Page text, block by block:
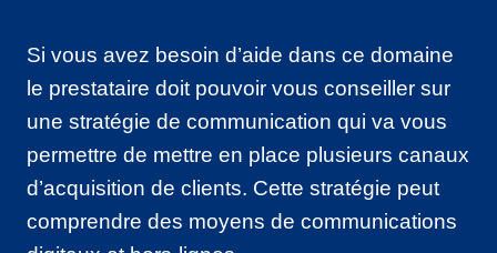
Si vous avez besoin d’aide dans ce domaine
le prestataire doit pouvoir vous conseiller sur
une stratégie de communication qui va vous
permettre de mettre en place plusieurs canaux
d’acquisition de clients. Cette stratégie peut
comprendre des moyens de communications